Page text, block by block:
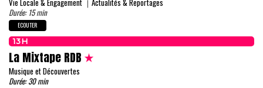
Durée: 15 min
ECOUTER
13H
La Mixtape RDB
Musique et Découvertes
Durée: 30 min